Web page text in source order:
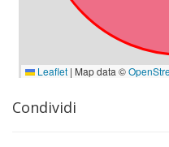
Condividi